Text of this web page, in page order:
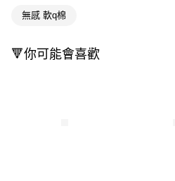
購買商品的店家。未經商家同意取消之訂
是否繳費成功／繳費後需取消欲退款等相
每筆NT$65，滿NT$490(含以上)免運
每筆NT$65，滿NT$490(含以上)免運
無感 軟q棉
🔻你可能會喜歡